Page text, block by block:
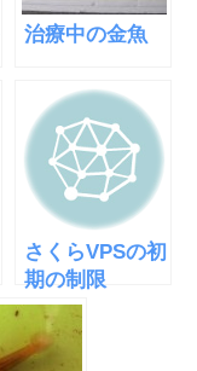
治療中の金魚
さくらVPSの初
期の制限
OBP25B